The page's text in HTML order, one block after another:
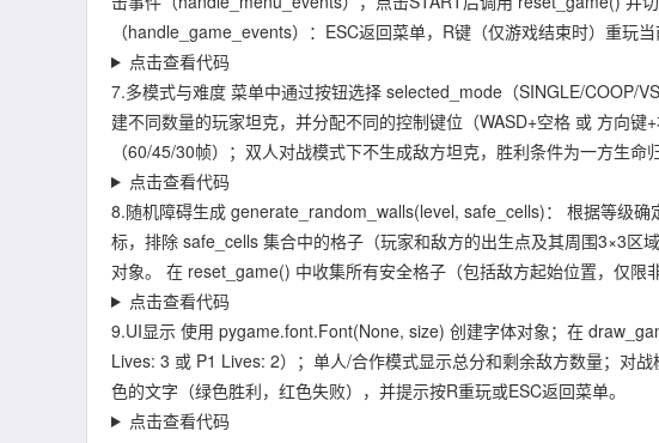
（handle_game_events）：ESC返回菜单，R键（仅游戏结束时）重玩当
点击查看代码
7.多模式与难度 菜单中通过按钮选择 selected_mode（SINGLE/COOP/
建不同数量的玩家坦克，并分配不同的控制键位（WASD+空格 或 方向
（60/45/30帧）；双人对战模式下不生成敌方坦克，胜利条件为一方生命归
点击查看代码
8.随机障碍生成 generate_random_walls(level, safe_cells)： 根据等级
标，排除 safe_cells 集合中的格子（玩家和敌方的出生点及其周围3×3区
对象。 在 reset_game() 中收集所有安全格子（包括敌方起始位置，仅限
点击查看代码
9.UI显示 使用 pygame.font.Font(None, size) 创建字体对象；在
Lives: 3 或 P1 Lives: 2）；单人/合作模式显示总分和剩余敌方数量；对
色的文字（绿色胜利，红色失败），并提示按R重玩或ESC返回菜单。
点击查看代码